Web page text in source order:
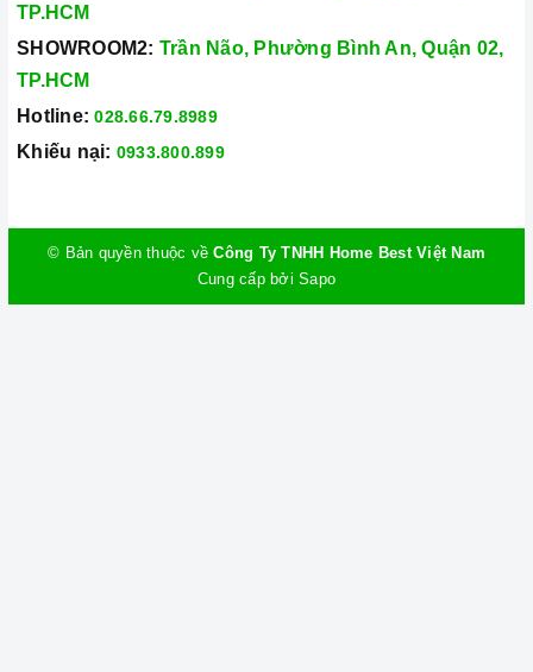
TP.HCM
SHOWROOM2: Trần Não, Phường Bình An, Quận 02,
TP.HCM
Hotline: 028.66.79.8989
Khiếu nại: 0933.800.899
© Bản quyền thuộc vềCông Ty TNHH Home Best Việt Nam
Cung cấp bởiSapo